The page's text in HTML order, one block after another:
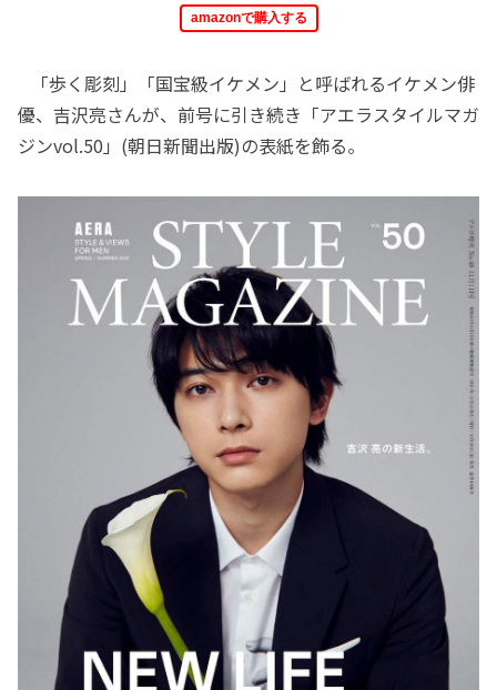
amazonで購入する
「歩く彫刻」「国宝級イケメン」と呼ばれるイケメン俳
優、吉沢亮さんが、前号に引き続き「アエラスタイルマガ
ジンvol.50」(朝日新聞出版)の表紙を飾る。